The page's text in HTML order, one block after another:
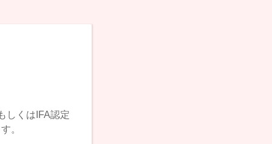
しくはIFA認定
。